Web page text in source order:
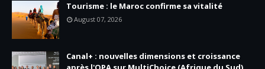
Tourisme : le Maroc confirme sa vitalité
August 07, 2026
Canal+ : nouvelles dimensions et croissance